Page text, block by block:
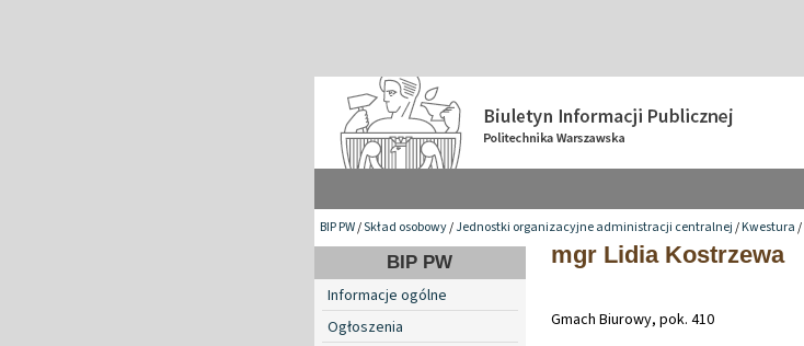
BIP PW/Skład osobowy/Jednostki organizacyjne administracji centralnej/Kwestura/
BIP PW
Informacje ogólne
Ogłoszenia
mgr Lidia Kostrzewa
Gmach Biurowy, pok. 410